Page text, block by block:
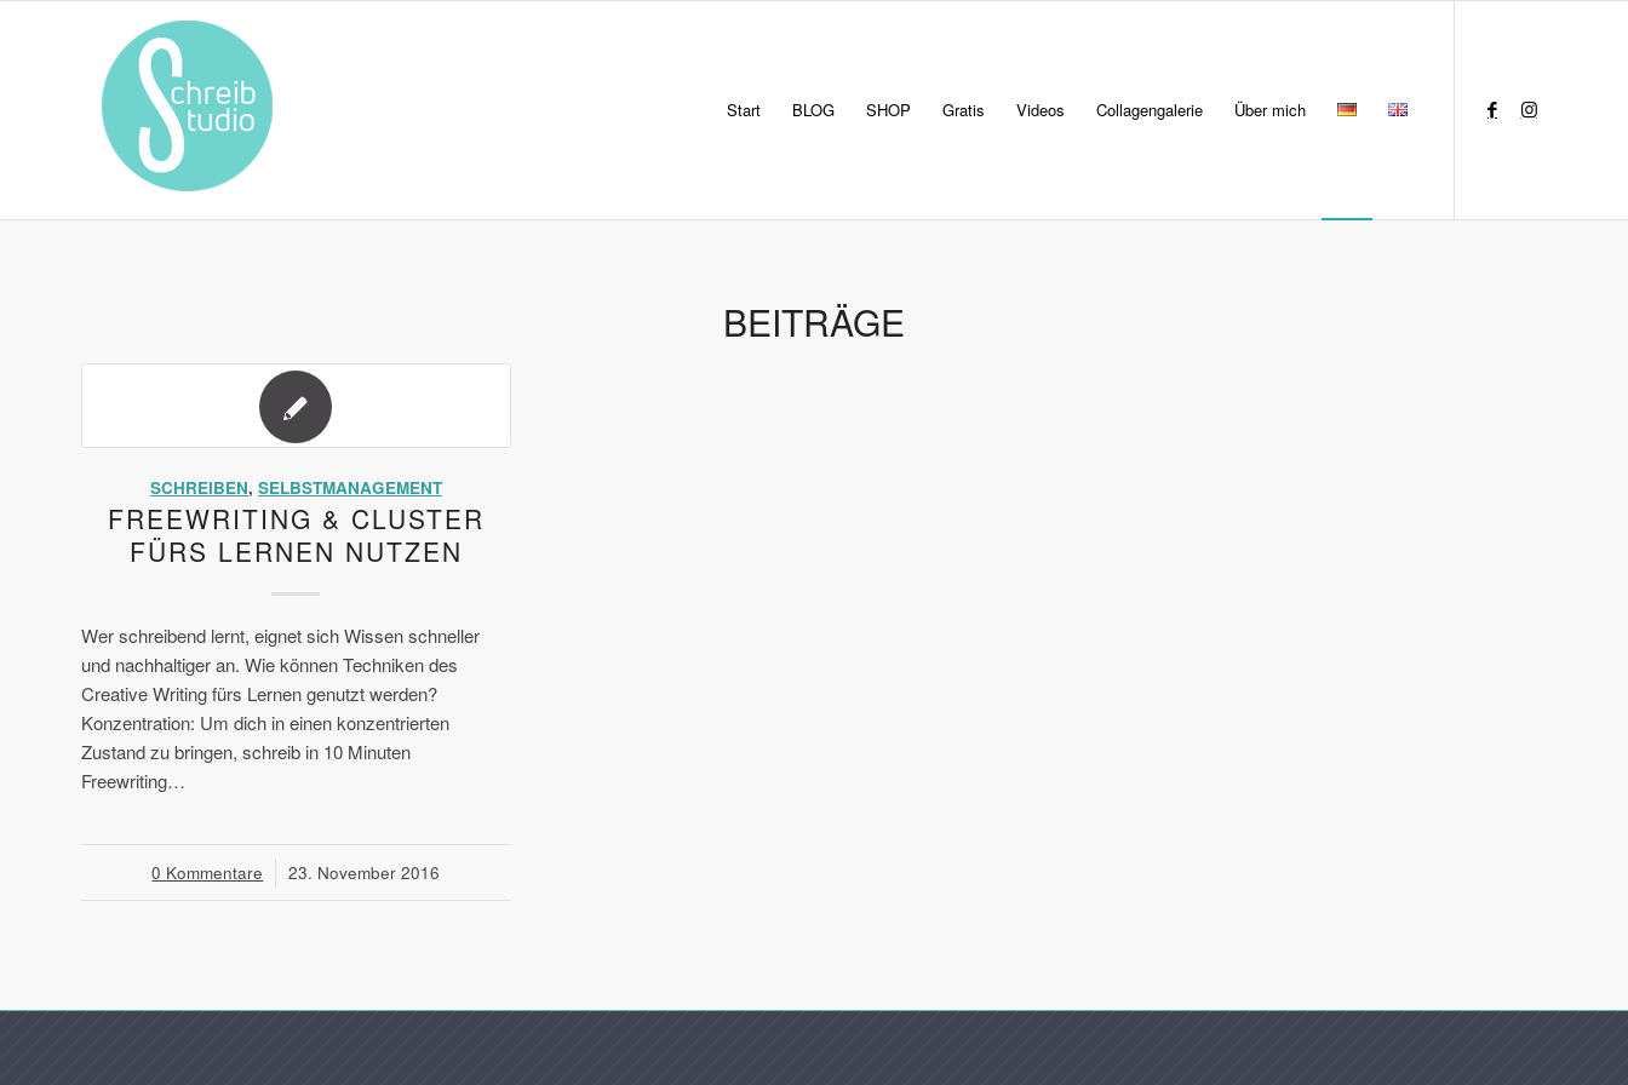
Start BLOG SHOP Gratis Videos Collagengalerie Über mich
BEITRÄGE
SCHREIBEN, SELBSTMANAGEMENT
FREEWRITING & CLUSTER
FÜRS LERNEN NUTZEN
Wer schreibend lernt, eignet sich Wissen schneller
und nachhaltiger an. Wie können Techniken des
Creative Writing fürs Lernen genutzt werden?
Konzentration: Um dich in einen konzentrierten
Zustand zu bringen, schreib in 10 Minuten
Freewriting…
0 Kommentare
/ 23. November 2016